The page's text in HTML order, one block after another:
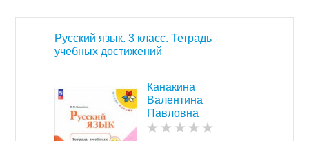
Русский язык. 3 класс. Тетрадь
учебных достижений
Канакина
Валентина
Павловна